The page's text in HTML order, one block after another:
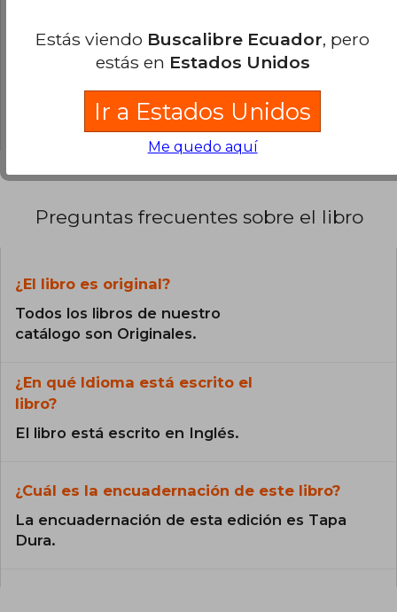
0% (0)
0% (0)
0% (0)
Preguntas frecuentes sobre el libro
¿El libro es original?
Todos los libros de nuestro
catálogo son Originales.
¿En qué Idioma está escrito el
libro?
El libro está escrito en Inglés.
¿Cuál es la encuadernación de este libro?
La encuadernación de esta edición es Tapa
Dura.
Estás viendo Buscalibre Ecuador, pero
estás en Estados Unidos
Ir a Estados Unidos
Me quedo aquí